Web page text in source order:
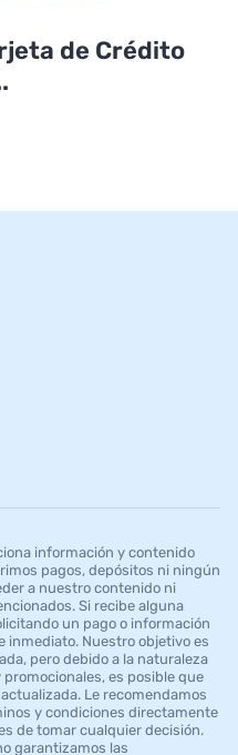
de Crédito
información y contenido
pagos, depósitos ni ningún
a nuestro contenido ni
Si recibe alguna
un pago o información
inmediato. Nuestro objetivo es
pero debido a la naturaleza
es posible que
Le recomendamos
y condiciones directamente
de tomar cualquier decisión.
garantizamos las